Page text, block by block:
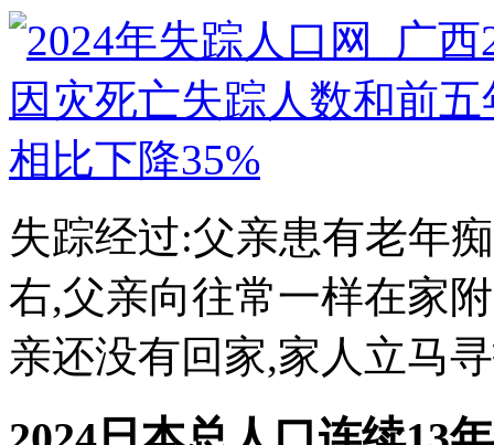
失踪经过:父亲患有老年
右,父亲向往常一样在家
亲还没有回家,家人立马